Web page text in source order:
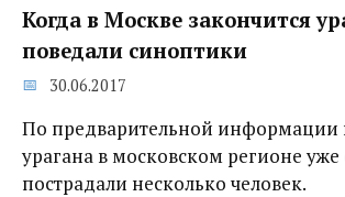
Когда в Москве закончится
поведали синоптики
30.06.2017
По предварительной информации
урагана в московском регионе уже
пострадали несколько человек.